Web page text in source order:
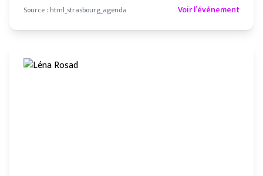
Source : html_strasbourg_agenda Voir l’événement